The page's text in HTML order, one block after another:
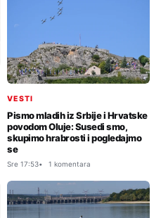
VESTI
Pismo mladih iz Srbije i Hrvatske
povodom Oluje: Susedi smo,
skupimo hrabrosti i pogledajmo
se
Sre 17:53 1 komentara